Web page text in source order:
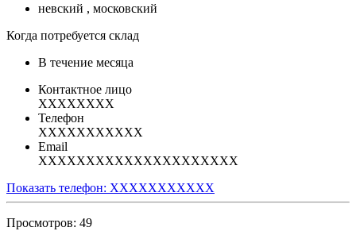
невский , московский
Когда потребуется склад
В течение месяца
Контактное лицо
XXXXXXXX
Телефон
XXXXXXXXXXX
Email
XXXXXXXXXXXXXXXXXXXXX
Показать телефон: XXXXXXXXXXX
Просмотров: 49